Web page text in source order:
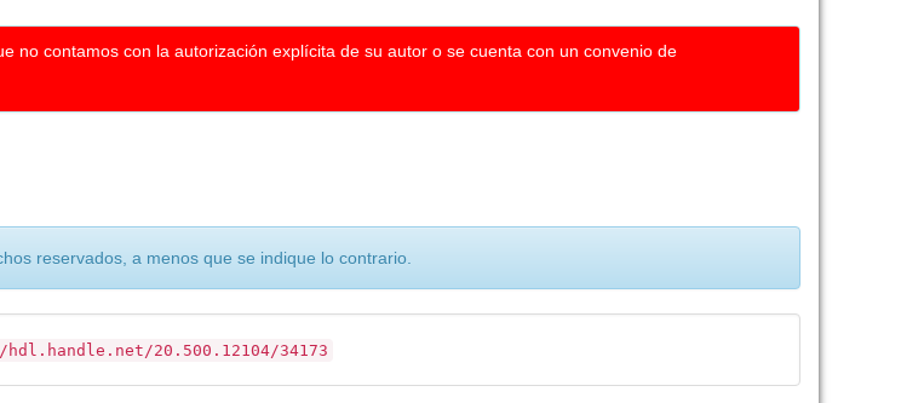
no contamos con la autorización explícita de su autor o se cuenta con un convenio de
reservados, a menos que se indique lo contrario.
20.500.12104/34173